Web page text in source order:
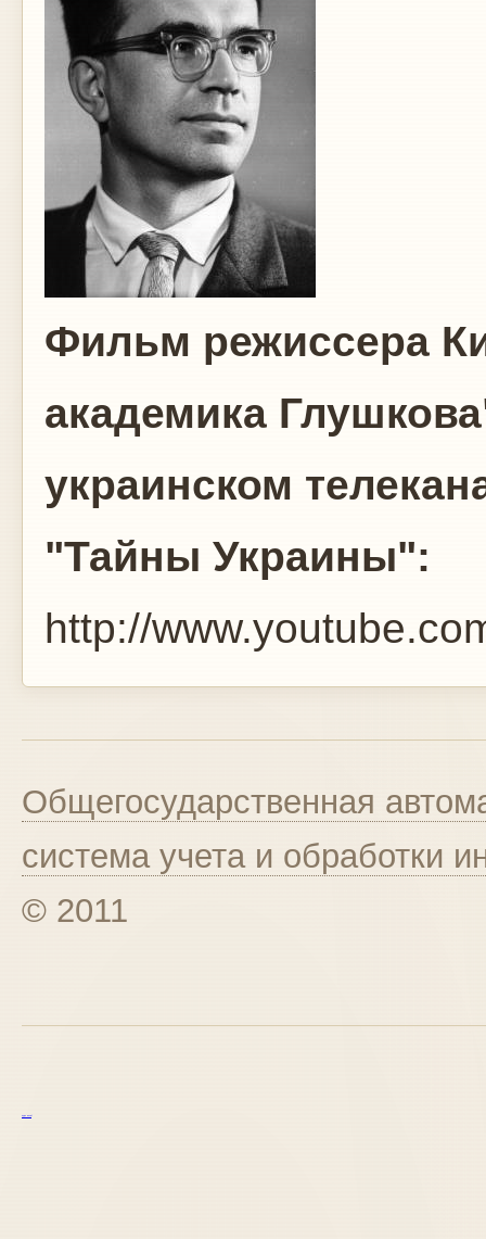
Фильм режиссера
академика
украинском
"Тайны Украины":
http://
Общегосударственная
система учета и обработки
© 2011
курс excel